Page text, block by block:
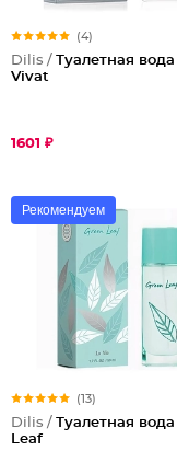
(4)
Dilis / Туалетная вода
Vivat
1601 ₽
Рекомендуем
(13)
Dilis / Туалетная вода
Leaf